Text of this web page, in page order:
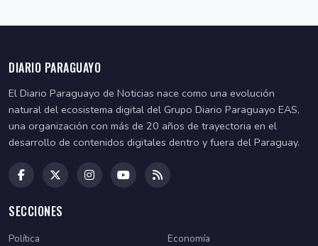
DIARIO PARAGUAYO
El Diario Paraguayo de Noticias nace como una evolución
natural del ecosistema digital del Grupo Diario Paraguayo EAS,
una organización con más de 20 años de trayectoria en el
desarrollo de contenidos digitales dentro y fuera del Paraguay.
SECCIONES
Política
Economía